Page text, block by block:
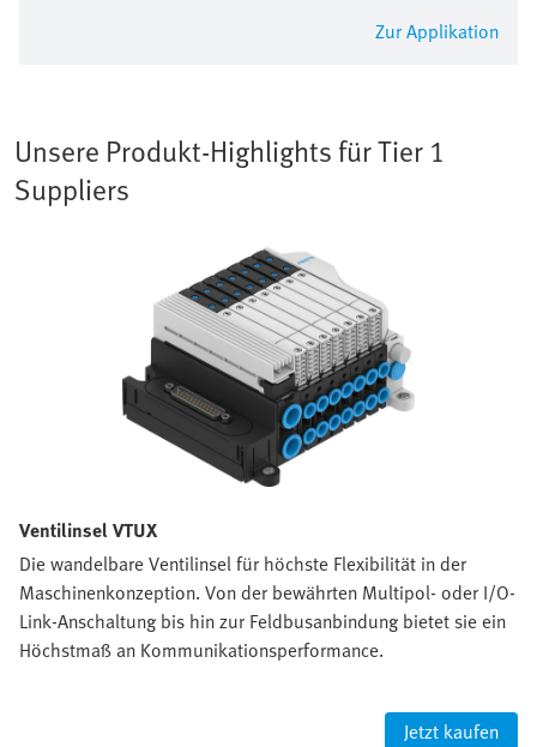
Zur Applikation
Unsere Produkt-Highlights für Tier 1
Suppliers
Ventilinsel VTUX
Die wandelbare Ventilinsel für höchste Flexibilität in der
Maschinenkonzeption. Von der bewährten Multipol- oder I/O-
Link-Anschaltung bis hin zur Feldbusanbindung bietet sie ein
Höchstmaß an Kommunikationsperformance.
Jetzt kaufen